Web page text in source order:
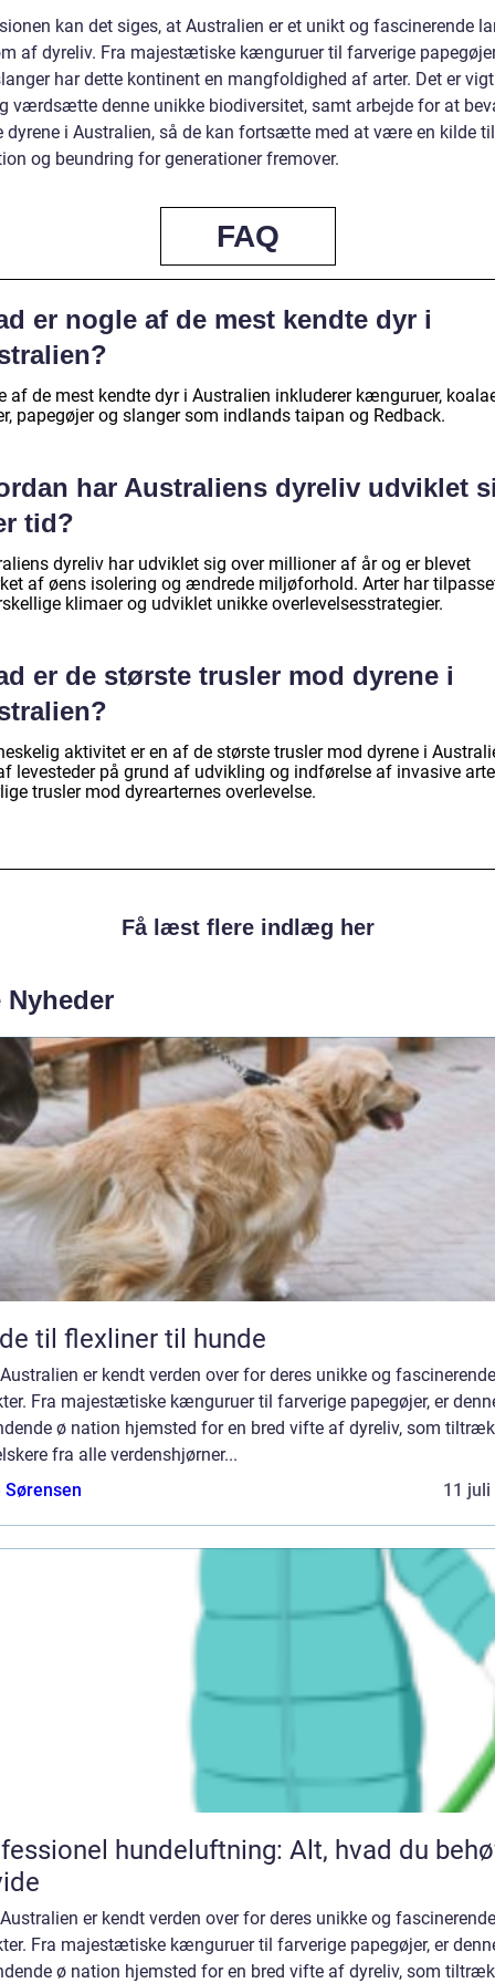
kan det siges, at Australien er et unikt og fascinerende
af dyreliv. Fra majestætiske kænguruer til farverige
har dette kontinent en mangfoldighed af arter. Det er
værdsætte denne unikke biodiversitet, samt arbejde for at
dyrene i Australien, så de kan fortsætte med at være en kilde til
og beundring for generationer fremover.
FAQ
er nogle af de mest kendte dyr i
af de mest kendte dyr i Australien inkluderer kænguruer,
papegøjer og slanger som indlands taipan og Redback.
har Australiens dyreliv udviklet
tid?
dyreliv har udviklet sig over millioner af år og er blevet
af øens isolering og ændrede miljøforhold. Arter har
klimaer og udviklet unikke overlevelsesstrategier.
er de største trusler mod dyrene i
aktivitet er en af de største trusler mod dyrene i
levesteder på grund af udvikling og indførelse af invasive
trusler mod dyrearternes overlevelse.
Få læst flere indlæg her
Nyheder
til flexliner til hunde
er kendt verden over for deres unikke og fascinerende
Fra majestætiske kænguruer til farverige papegøjer, er
ø nation hjemsted for en bred vifte af dyreliv, som
fra alle verdenshjørner...
Sørensen
11 juli
hundeluftning: Alt, hvad du
er kendt verden over for deres unikke og fascinerende
Fra majestætiske kænguruer til farverige papegøjer, er
ø nation hjemsted for en bred vifte af dyreliv, som